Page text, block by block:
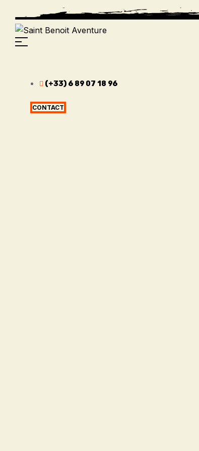
(+33) 6 89 07 18 96
CONTACT